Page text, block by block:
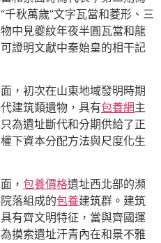
秋萬歲”文字瓦當和菱形、三
中見夔紋年夜半圓瓦當和龍
證明文獻中秦始皇的相干記
，初次在山東地域發明時期
建筑類遺物，具有包養網主
為遺址斷代和分期供給了正
下資本分配方法與尺度化生
， 包養價格遺址西北部的瀕
落組成的包養建筑群。建筑
有齊文明特征，當與齊國運
摸索遺址汗青內在和景不雅